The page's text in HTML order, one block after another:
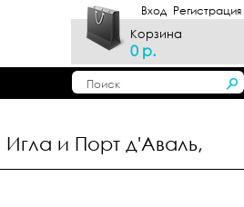
Вход Регистрация
Корзина
0 р.
и Порт д'Аваль,